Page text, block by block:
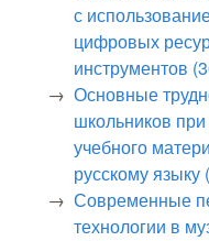
с
цифровых
инструментов
Основные
школьников
учебного
русскому языку
Современные
технологии в